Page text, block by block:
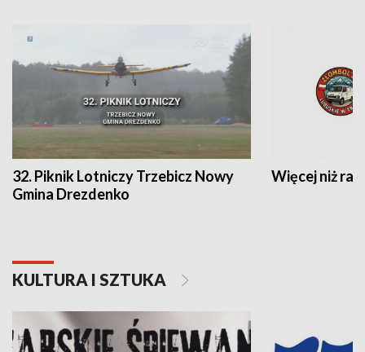
32. Piknik Lotniczy Trzebicz Nowy
Gmina Drezdenko
Więcej niż rajd
KULTURA I SZTUKA